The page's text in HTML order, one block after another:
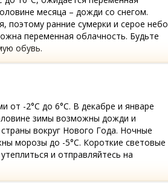
месяца – дожди со снегом.
поэтому ранние сумерки и серое небо
переменная облачность. Будьте
обувь.
от -2°C до 6°C. В декабре и январе
зимы возможны дожди и
вокруг Нового Года. Ночные
морозы до -5°C. Короткие световые
и отправляйтесь на